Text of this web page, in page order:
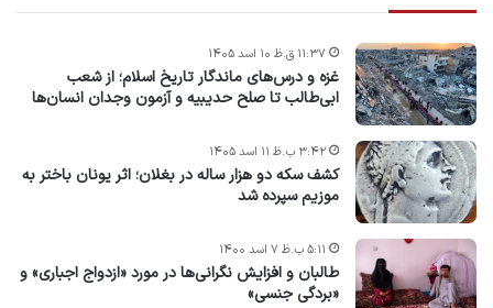
غزه و درس‌های ماندگار تاریخ اسلام؛ از شعب
ابی‌طالب تا صلح حدیبیه و آزمون وجدان انسان‌ها
۱۱:۳۷ ق.ظ ۱۰ اسد ۱۴۰۵
کشف سکه دو هزار ساله در بغلان؛ اثر یونان باختر به
موزیم سپرده شد
۳:۴۲ ب.ظ ۱۱ اسد ۱۴۰۵
طالبان و افزایش نگرانی‌ها در مورد «ازدواج اجباری» و
«بردگی جنسی»
۵:۱۱ ب.ظ ۷ اسد ۱۴۰۰